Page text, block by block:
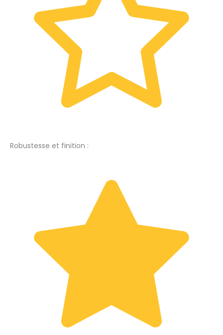
Robustesse et finition :